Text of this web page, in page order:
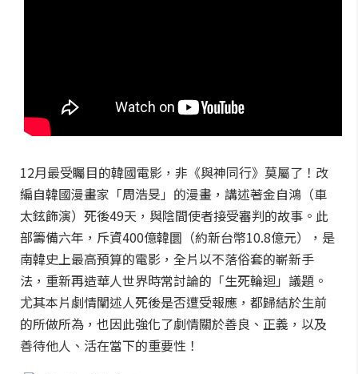
12月最受矚目的韓國電影，非《與神同行》莫屬了！改
編自韓國漫畫家「周浩旻」的漫畫，講述著金自鴻（車
太鉉飾演）死後49天，與陰間使者接受審判的故事。此
部籌備六年，斥資400億韓圜（約新台幣10.8億元），是
南韓史上最高預算的電影，全片以不落俗套的嶄新手
法，重新再造華人世界時常討論的「生死輪迴」議題。
尤其本片劇情闡述人死後是否遭受報應，都歸結於生前
的所做所為，也因此強化了劇情關於善良、正義，以及
善待他人、活在當下的重要性！